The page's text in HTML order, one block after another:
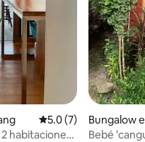
Calificación
5.0 (7)
habitaciones
Bungalow
Ko Kut
Bebé